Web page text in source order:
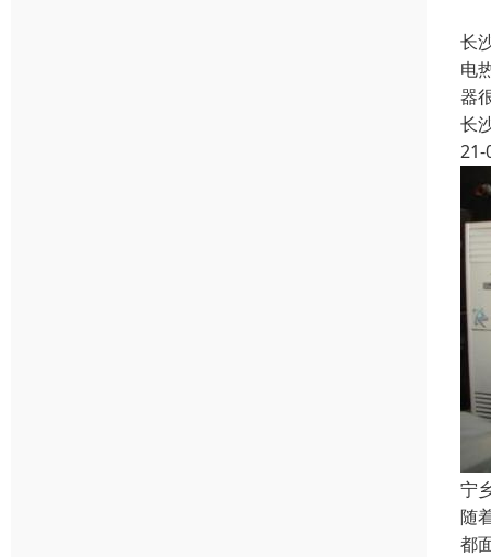
长
电
器
长
21-
宁
随
都